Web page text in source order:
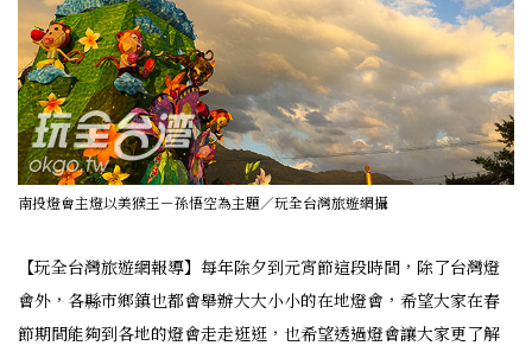
南投燈會主燈以美猴王－孫悟空為主題／玩全台灣旅遊網攝
【玩全台灣旅遊網報導】每年除夕到元宵節這段時間，除了台灣燈
會外，各縣市鄉鎮也都會舉辦大大小小的在地燈會，希望大家在春
節期間能夠到各地的燈會走走逛逛，也希望透過燈會讓大家更了解